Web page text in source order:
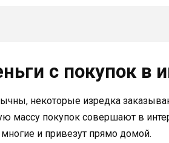
с покупок в
некоторые изредка
массу покупок совершают в
и привезут прямо домой.